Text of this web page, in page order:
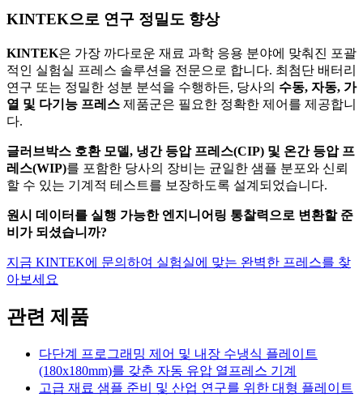
KINTEK으로 연구 정밀도 향상
KINTEK은 가장 까다로운 재료 과학 응용 분야에 맞춰진 포괄
적인 실험실 프레스 솔루션을 전문으로 합니다. 최첨단 배터리
연구 또는 정밀한 성분 분석을 수행하든, 당사의 수동, 자동, 가
열 및 다기능 프레스 제품군은 필요한 정확한 제어를 제공합니
다.
글러브박스 호환 모델, 냉간 등압 프레스(CIP) 및 온간 등압 프
레스(WIP)를 포함한 당사의 장비는 균일한 샘플 분포와 신뢰
할 수 있는 기계적 테스트를 보장하도록 설계되었습니다.
원시 데이터를 실행 가능한 엔지니어링 통찰력으로 변환할 준
비가 되셨습니까?
지금 KINTEK에 문의하여 실험실에 맞는 완벽한 프레스를 찾
아보세요
관련 제품
다단계 프로그래밍 제어 및 내장 수냉식 플레이트
(180x180mm)를 갖춘 자동 유압 열프레스 기계
고급 재료 샘플 준비 및 산업 연구를 위한 대형 플레이트